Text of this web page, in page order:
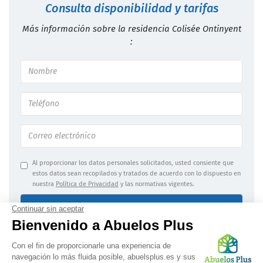
Consulta disponibilidad y tarifas
Más información sobre la residencia Colisée Ontinyent
:
Al proporcionar los datos personales solicitados, usted consiente que
estos datos sean recopilados y tratados de acuerdo con lo dispuesto en
nuestra Política de Privacidad y las normativas vigentes.
Información jurídica|Confidencialidad de los datos